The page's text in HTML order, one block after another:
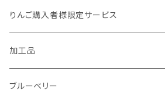
加工用
1kg
1.5kg～2kg
2.5kg～3kg
夏あかり
シナノリップ
サンつがる
りんご購入者様限定サービス
加工品
ジュース
ブルーベリー